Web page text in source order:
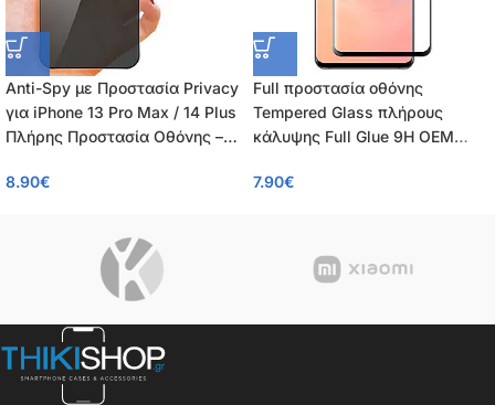
Anti-Spy με Προστασία Privacy
για iPhone 13 Pro Max / 14 Plus
Πλήρης Προστασία Οθόνης –
100%, OEM, 0.26mm
8.90€
Full προστασία οθόνης
Tempered Glass πλήρους
κάλυψης Full Glue 9H OEM
/ iPhone 14 Plus
7.90€